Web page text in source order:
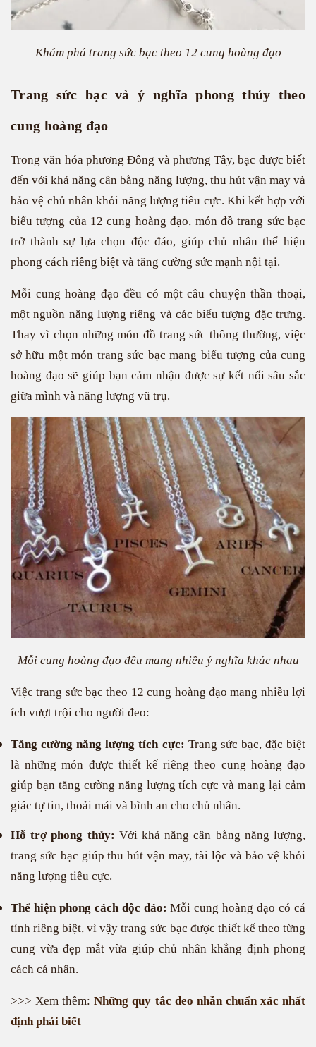
Khám phá trang sức bạc theo 12 cung hoàng đạo
Trang sức bạc và ý nghĩa phong thủy theo
cung hoàng đạo
Trong văn hóa phương Đông và phương Tây, bạc được biết
đến với khả năng cân bằng năng lượng, thu hút vận may và
bảo vệ chủ nhân khỏi năng lượng tiêu cực. Khi kết hợp với
biểu tượng của 12 cung hoàng đạo, món đồ trang sức bạc
trở thành sự lựa chọn độc đáo, giúp chủ nhân thể hiện
phong cách riêng biệt và tăng cường sức mạnh nội tại.
Mỗi cung hoàng đạo đều có một câu chuyện thần thoại,
một nguồn năng lượng riêng và các biểu tượng đặc trưng.
Thay vì chọn những món đồ trang sức thông thường, việc
sở hữu một món trang sức bạc mang biểu tượng của cung
hoàng đạo sẽ giúp bạn cảm nhận được sự kết nối sâu sắc
giữa mình và năng lượng vũ trụ.
Mỗi cung hoàng đạo đều mang nhiều ý nghĩa khác nhau
Việc trang sức bạc theo 12 cung hoàng đạo mang nhiều lợi
ích vượt trội cho người đeo:
Tăng cường năng lượng tích cực: Trang sức bạc, đặc biệt
là những món được thiết kế riêng theo cung hoàng đạo
giúp bạn tăng cường năng lượng tích cực và mang lại cảm
giác tự tin, thoải mái và bình an cho chủ nhân.
Hỗ trợ phong thủy: Với khả năng cân bằng năng lượng,
trang sức bạc giúp thu hút vận may, tài lộc và bảo vệ khỏi
năng lượng tiêu cực.
Thể hiện phong cách độc đáo: Mỗi cung hoàng đạo có cá
tính riêng biệt, vì vậy trang sức bạc được thiết kế theo từng
cung vừa đẹp mắt vừa giúp chủ nhân khẳng định phong
cách cá nhân.
>>> Xem thêm:Những quy tắc đeo nhẫn chuẩn xác nhất
định phải biết